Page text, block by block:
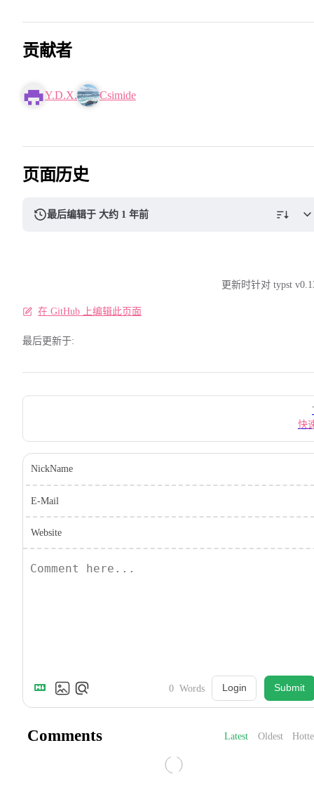
贡献者
Y.D.X. Csimide
页面历史
最后编辑于 大约 1 年前
更新时针对 typst
在 GitHub 上编辑此页面
最后更新于:
Pager
快
NickName
E-Mail
Website
0 Words Login Submit
Comments Latest Oldest